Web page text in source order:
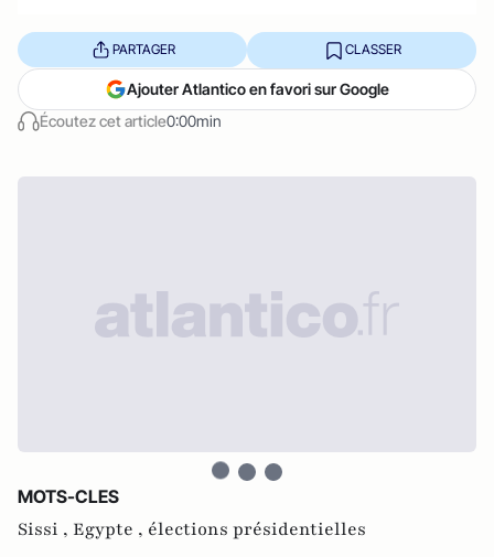
Écoutez cet article0:00min
PARTAGER CLASSER
Ajouter Atlantico en favori sur Google
MOTS-CLES
Sissi , Egypte , élections présidentielles